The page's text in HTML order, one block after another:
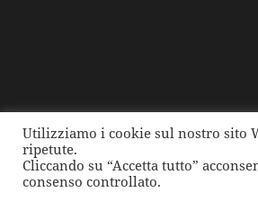
© 2026 Collegio dei
Utilizziamo i cookie sul nostro sito
ripetute.
Cliccando su “Accetta tutto”
consenso controllato.